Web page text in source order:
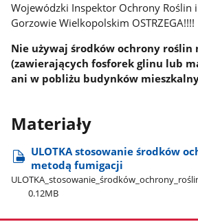
Wojewódzki Inspektor Ochrony Roślin
Gorzowie Wielkopolskim OSTRZEGA!!!!
Nie używaj środków ochrony
(zawierających fosforek glinu lub
ani w pobliżu budynków
Materiały
ULOTKA stosowanie środków
metodą fumigacji
0.12MB